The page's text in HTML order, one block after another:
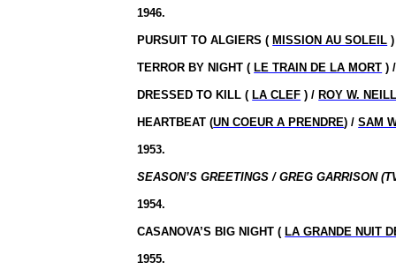
1946.
PURSUIT TO ALGIERS ( MISSION AU SOLEIL
TERROR BY NIGHT ( LE TRAIN DE LA MORT )
DRESSED TO KILL ( LA CLEF ) / ROY W.
HEARTBEAT (UN COEUR A PRENDRE) /SAM
1953.
SEASON’S GREETINGS / GREG GARRISON
1954.
CASANOVA’S BIG NIGHT ( LA GRANDE NUIT
1955.